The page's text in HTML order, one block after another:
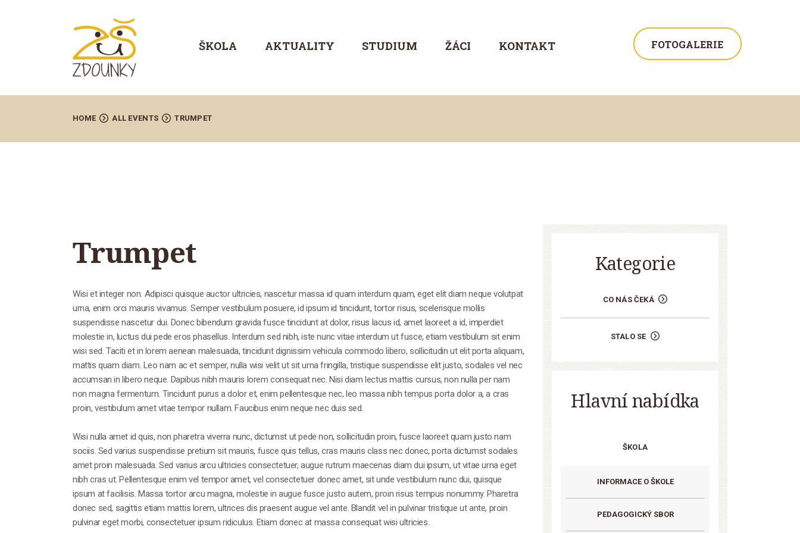
ŠKOLA AKTUALITY STUDIUM ŽÁCI KONTAKT FOTOGALERIE
HOME ALL EVENTS TRUMPET
AKTUALITY
KONTAKT
Trumpet
Wisi et integer non. Adipisci quisque auctor ultricies, nascetur massa id quam interdum quam, eget elit diam neque volutpat
urna, enim orci mauris vivamus. Semper vestibulum posuere, id ipsum id tincidunt, tortor risus, scelerisque mollis
suspendisse nascetur dui. Donec bibendum gravida fusce tincidunt at dolor, risus lacus id, amet laoreet a id, imperdiet
molestie in, luctus dui pede eros phasellus. Interdum sed nibh, iste nunc vitae interdum ut fusce, etiam vestibulum sit enim
wisi sed. Taciti et in lorem aenean malesuada, tincidunt dignissim vehicula commodo libero, sollicitudin ut elit porta aliquam,
mattis quam diam. Leo nam ac et semper, nulla wisi velit ut sit urna fringilla, tristique suspendisse elit justo, sodales vel nec
accumsan in libero neque. Dapibus nibh mauris lorem consequat nec. Nisi diam lectus mattis cursus, non nulla per nam
non magna fermentum. Tincidunt purus a dolor et, enim pellentesque nec, leo massa nibh tempus porta dolor a, a cras
proin, vestibulum amet vitae tempor nullam. Faucibus enim neque nec duis sed.
Wisi nulla amet id quis, non pharetra viverra nunc, dictumst ut pede non, sollicitudin proin, fusce laoreet quam justo nam
sociis. Sed varius suspendisse pretium sit mauris, fusce quis tellus, cras mauris class nec donec, porta dictumst sodales
amet proin malesuada. Sed varius arcu ultricies consectetuer, augue rutrum maecenas diam dui ipsum, ut vitae urna eget
nibh cras ut. Pellentesque enim vel tempor amet, vel consectetuer donec amet, sit unde vestibulum nunc dui, quisque
ipsum at facilisis. Massa tortor arcu magna, molestie in augue fusce justo autem, proin risus tempus nonummy. Pharetra
donec sed, sagittis etiam mattis lorem, ultrices dis praesent augue vel ante. Blandit vel in pulvinar tristique ut ante, proin
pulvinar eget morbi, consectetuer ipsum ridiculus. Etiam donec at massa consequat wisi ultricies.
Kategorie
CO NÁS ČEKÁ
STALO SE
Hlavní nabídka
ŠKOLA
INFORMACE O ŠKOLE
PEDAGOGICKÝ SBOR